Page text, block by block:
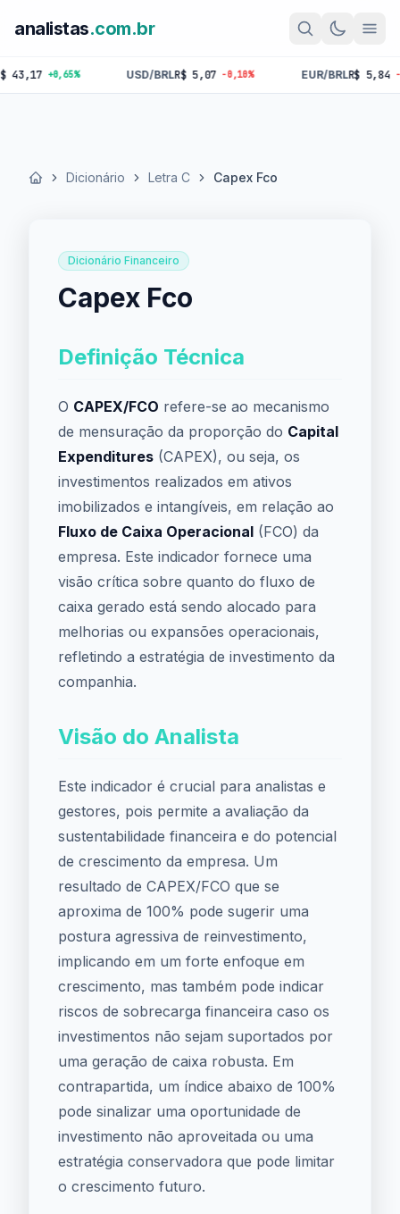
analistas.com.br
+0,65% USD/BRLR$ 5,07 -0,10% EUR/BRLR$ 5,84 -0,18%
Início Dicionário Letra C Capex Fco
Dicionário Financeiro
Capex Fco
Definição Técnica
O CAPEX/FCO refere-se ao mecanismo
de mensuração da proporção do Capital
Expenditures (CAPEX), ou seja, os
investimentos realizados em ativos
imobilizados e intangíveis, em relação ao
Fluxo de Caixa Operacional (FCO) da
empresa. Este indicador fornece uma
visão crítica sobre quanto do fluxo de
caixa gerado está sendo alocado para
melhorias ou expansões operacionais,
refletindo a estratégia de investimento da
companhia.
Visão do Analista
Este indicador é crucial para analistas e
gestores, pois permite a avaliação da
sustentabilidade financeira e do potencial
de crescimento da empresa. Um
resultado de CAPEX/FCO que se
aproxima de 100% pode sugerir uma
postura agressiva de reinvestimento,
implicando em um forte enfoque em
crescimento, mas também pode indicar
riscos de sobrecarga financeira caso os
investimentos não sejam suportados por
uma geração de caixa robusta. Em
contrapartida, um índice abaixo de 100%
pode sinalizar uma oportunidade de
investimento não aproveitada ou uma
estratégia conservadora que pode limitar
o crescimento futuro.